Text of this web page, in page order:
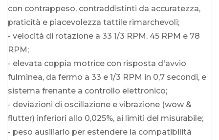
con contrappeso, contraddistinti da accuratezza,
praticità e piacevolezza tattile rimarchevoli;
- velocità di rotazione a 33 1/3 RPM, 45 RPM e 78
RPM;
- elevata coppia motrice con risposta d'avvio
fulminea, da fermo a 33 e 1/3 RPM in 0,7 secondi, e
sistema frenante a controllo elettronico;
- deviazioni di oscillazione e vibrazione (wow &
flutter) inferiori allo 0,025%, ai limiti del misurabile;
- peso ausiliario per estendere la compatibilità